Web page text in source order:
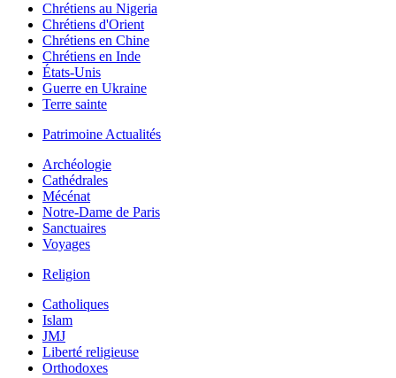
Chrétiens au Nigeria
Chrétiens d'Orient
Chrétiens en Chine
Chrétiens en Inde
États-Unis
Guerre en Ukraine
Terre sainte
Patrimoine Actualités
Archéologie
Cathédrales
Mécénat
Notre-Dame de Paris
Sanctuaires
Voyages
Religion
Catholiques
Islam
JMJ
Liberté religieuse
Orthodoxes